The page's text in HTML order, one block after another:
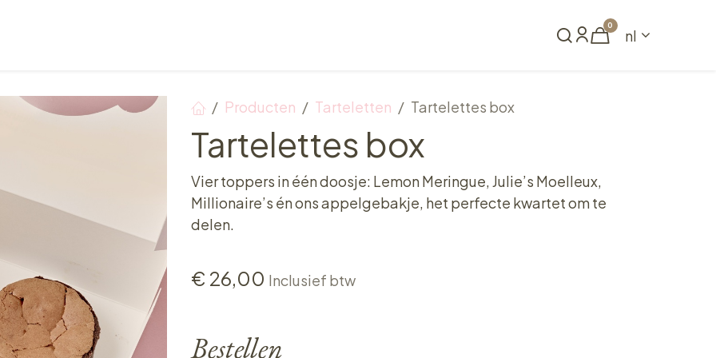
0
nl
Producten Tarteletten Tartelettes box
Tartelettes box
Vier toppers in één doosje: Lemon Meringue, Julie’s Moelleux,
Millionaire’s én ons appelgebakje, het perfecte kwartet om te
delen.
€ 26,00 Inclusief btw
Bestellen